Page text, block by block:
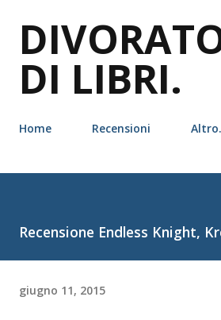
DI LIBRI.
Home Recensioni
Recensione Endless Knight,
giugno 11, 2015